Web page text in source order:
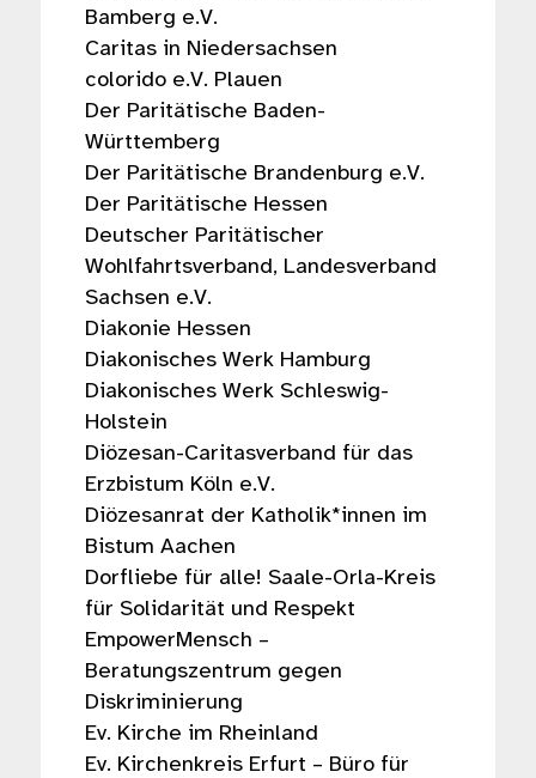
Bamberg e.V.
Caritas in Niedersachsen
colorido e.V. Plauen
Der Paritätische Baden-
Württemberg
Der Paritätische Brandenburg e.V.
Der Paritätische Hessen
Deutscher Paritätischer
Wohlfahrtsverband, Landesverband
Sachsen e.V.
Diakonie Hessen
Diakonisches Werk Hamburg
Diakonisches Werk Schleswig-
Holstein
Diözesan-Caritasverband für das
Erzbistum Köln e.V.
Diözesanrat der Katholik*innen im
Bistum Aachen
Dorfliebe für alle! Saale-Orla-Kreis
für Solidarität und Respekt
EmpowerMensch –
Beratungszentrum gegen
Diskriminierung
Ev. Kirche im Rheinland
Ev. Kirchenkreis Erfurt – Büro für